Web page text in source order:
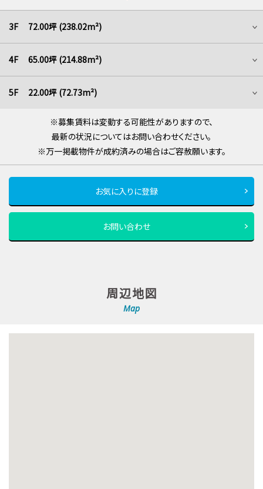
3F 72.00坪 (238.02m²)
4F 65.00坪 (214.88m²)
5F 22.00坪 (72.73m²)
※募集賃料は変動する可能性がありますので、
最新の状況についてはお問い合わせください。
※万一掲載物件が成約済みの場合はご容赦願います。
お気に入りに登録
お問い合わせ
周辺地図
Map